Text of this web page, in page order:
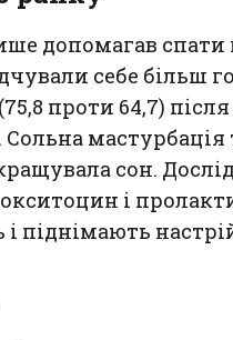
допомагав
себе більш
проти 64,7)
Сольна
сон.
і
піднімають